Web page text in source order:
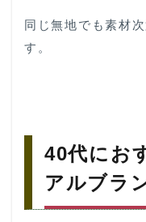
同じ無地でも素材
す。
40代にお
アルブラ